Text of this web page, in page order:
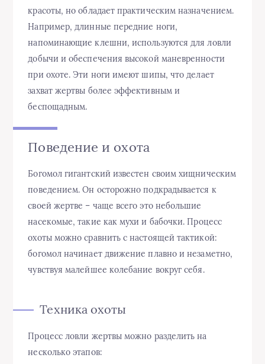
красоты, но обладает практическим назначением.
Например, длинные передние ноги,
напоминающие клешни, используются для ловли
добычи и обеспечения высокой маневренности
при охоте. Эти ноги имеют шипы, что делает
захват жертвы более эффективным и
беспощадным.
Поведение и охота
Богомол гигантский известен своим хищническим
поведением. Он осторожно подкрадывается к
своей жертве – чаще всего это небольшие
насекомые, такие как мухи и бабочки. Процесс
охоты можно сравнить с настоящей тактикой:
богомол начинает движение плавно и незаметно,
чувствуя малейшее колебание вокруг себя.
Техника охоты
Процесс ловли жертвы можно разделить на
несколько этапов: